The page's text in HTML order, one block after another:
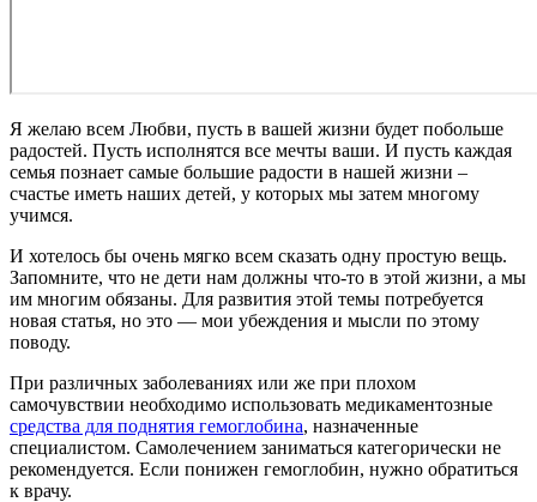
Я желаю всем Любви, пусть в вашей жизни будет побольше
радостей. Пусть исполнятся все мечты ваши. И пусть каждая
семья познает самые большие радости в нашей жизни –
счастье иметь наших детей, у которых мы затем многому
учимся.
И хотелось бы очень мягко всем сказать одну простую вещь.
Запомните, что не дети нам должны что-то в этой жизни, а мы
им многим обязаны. Для развития этой темы потребуется
новая статья, но это — мои убеждения и мысли по этому
поводу.
При различных заболеваниях или же при плохом
самочувствии необходимо использовать медикаментозные
средства для поднятия гемоглобина, назначенные
специалистом. Самолечением заниматься категорически не
рекомендуется. Если понижен гемоглобин, нужно обратиться
к врачу.